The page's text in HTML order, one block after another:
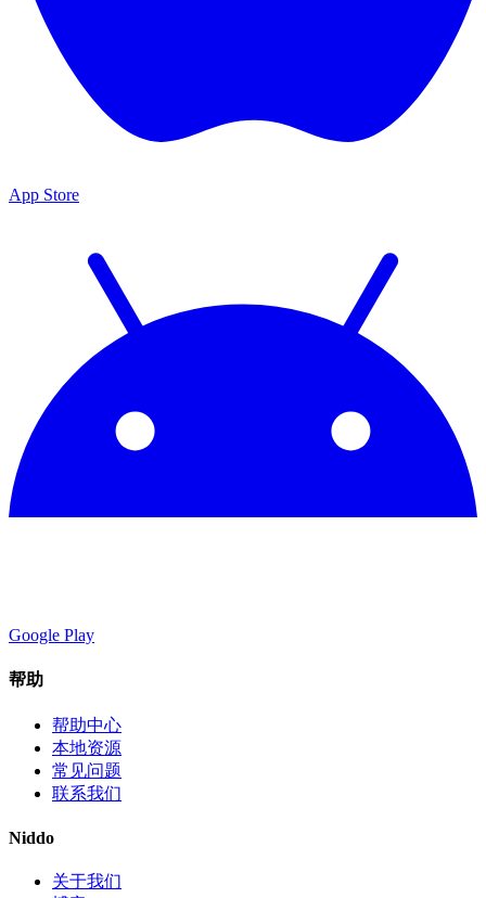
App Store
Google Play
帮助
帮助中心
本地资源
常见问题
联系我们
Niddo
关于我们